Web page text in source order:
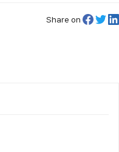
Share on